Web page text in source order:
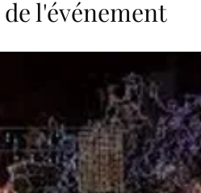
l'événement